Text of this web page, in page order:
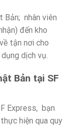
Bản; nhân viên
đến kho
tận nơi cho
dịch vụ.
Bản tại SF
Express, bạn
hiện qua quy